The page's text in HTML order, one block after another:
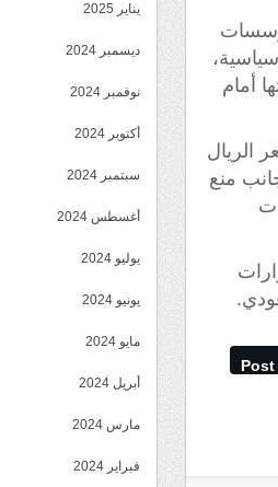
أمام
الريال
منع
Post
يناير 2025
ديسمبر 2024
نوفمبر 2024
أكتوبر 2024
سبتمبر 2024
أغسطس 2024
يوليو 2024
يونيو 2024
مايو 2024
أبريل 2024
مارس 2024
فبراير 2024